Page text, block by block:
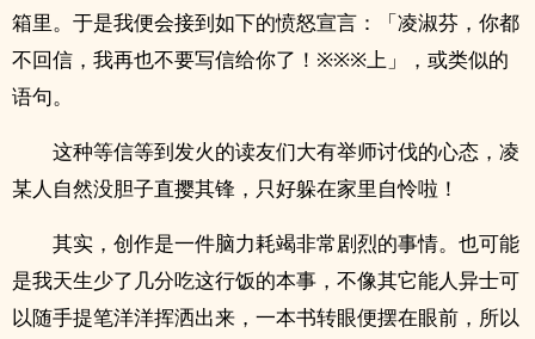
箱里。于是我便会接到如下的愤怒宣言：「凌淑芬，你都
不回信，我再也不要写信给你了！※※※上」，或类似的
语句。
这种等信等到发火的读友们大有举师讨伐的心态，凌
某人自然没胆子直撄其锋，只好躲在家里自怜啦！
其实，创作是一件脑力耗竭非常剧烈的事情。也可能
是我天生少了几分吃这行饭的本事，不像其它能人异士可
以随手提笔洋洋挥洒出来，一本书转眼便摆在眼前，所以